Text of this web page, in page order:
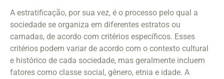
A estratificação, por sua vez, é o processo pelo qual a
sociedade se organiza em diferentes estratos ou
camadas, de acordo com critérios específicos. Esses
critérios podem variar de acordo com o contexto cultural
e histórico de cada sociedade, mas geralmente incluem
fatores como classe social, gênero, etnia e idade. A